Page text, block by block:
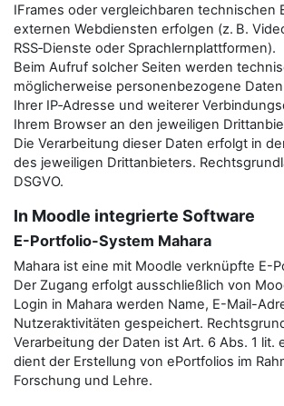
IFrames oder vergleichbaren technischen
externen Webdiensten erfolgen (z. B.
RSS‑Dienste oder Sprachlernplattformen).
Beim Aufruf solcher Seiten werden
möglicherweise personenbezogene
Ihrer IP‑Adresse und weiterer
Ihrem Browser an den jeweiligen
Die Verarbeitung dieser Daten erfolgt in
des jeweiligen Drittanbieters.
DSGVO.
In Moodle integrierte Software
E-Portfolio-System Mahara
Mahara ist eine mit Moodle verknüpfte E-
Der Zugang erfolgt ausschließlich von
Login in Mahara werden Name, E-Mail-
Nutzeraktivitäten gespeichert.
Verarbeitung der Daten ist Art. 6 Abs. 1 lit.
dient der Erstellung von ePortfolios im
Forschung und Lehre.